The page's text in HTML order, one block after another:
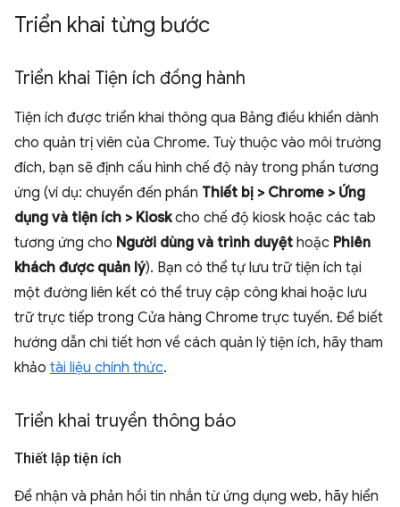
Triển khai từng bước
Triển khai Tiện ích đồng hành
Tiện ích được triển khai thông qua Bảng điều khiển dành
cho quản trị viên của Chrome. Tuỳ thuộc vào môi trường
đích, bạn sẽ định cấu hình chế độ này trong phần tương
ứng (ví dụ: chuyển đến phần Thiết bị > Chrome > Ứng
dụng và tiện ích > Kioskcho chế độ kiosk hoặc các tab
tương ứng cho Người dùng và trình duyệt hoặc Phiên
khách được quản lý). Bạn có thể tự lưu trữ tiện ích tại
một đường liên kết có thể truy cập công khai hoặc lưu
trữ trực tiếp trong Cửa hàng Chrome trực tuyến. Để biết
hướng dẫn chi tiết hơn về cách quản lý tiện ích, hãy tham
khảo tài liệu chính thức.
Triển khai truyền thông báo
Thiết lập tiện ích
Để nhận và phản hồi tin nhắn từ ứng dụng web, hãy hiển